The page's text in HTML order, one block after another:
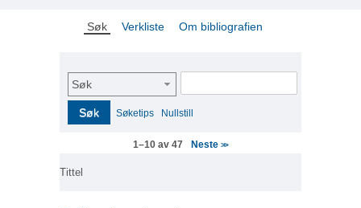
Søk Verkliste Om bibliografien
Søk
Søk Søketips Nullstill
1–10 av 47 Neste>>
Tittel